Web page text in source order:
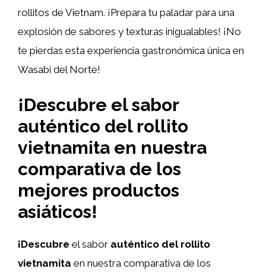
rollitos de Vietnam. ¡Prepara tu paladar para una
explosión de sabores y texturas inigualables! ¡No
te pierdas esta experiencia gastronómica única en
Wasabi del Norte!
¡Descubre el sabor
auténtico del rollito
vietnamita en nuestra
comparativa de los
mejores productos
asiáticos!
¡Descubre el sabor auténtico del rollito
vietnamita en nuestra comparativa de los